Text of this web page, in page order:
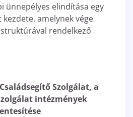
ünnepélyes elindítása egy
amelynek vége
rendelkező
Szolgálat, a
intézmények